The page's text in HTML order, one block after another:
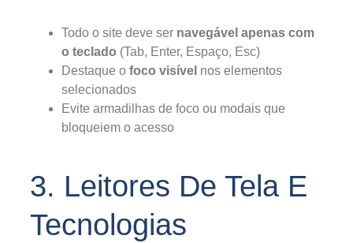
Todo o site deve ser navegável apenas com
o teclado (Tab, Enter, Espaço, Esc)
Destaque o foco visível nos elementos
selecionados
Evite armadilhas de foco ou modais que
bloqueiem o acesso
3. Leitores De Tela E
Tecnologias